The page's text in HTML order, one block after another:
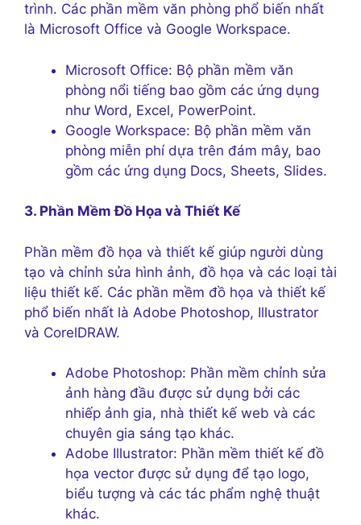
trình. Các phần mềm văn phòng phổ biến nhất
là Microsoft Office và Google Workspace.
Microsoft Office: Bộ phần mềm văn
phòng nổi tiếng bao gồm các ứng dụng
như Word, Excel, PowerPoint.
Google Workspace: Bộ phần mềm văn
phòng miễn phí dựa trên đám mây, bao
gồm các ứng dụng Docs, Sheets, Slides.
3. Phần Mềm Đồ Họa và Thiết Kế
Phần mềm đồ họa và thiết kế giúp người dùng
tạo và chỉnh sửa hình ảnh, đồ họa và các loại tài
liệu thiết kế. Các phần mềm đồ họa và thiết kế
phổ biến nhất là Adobe Photoshop, Illustrator
và CorelDRAW.
Adobe Photoshop: Phần mềm chỉnh sửa
ảnh hàng đầu được sử dụng bởi các
nhiếp ảnh gia, nhà thiết kế web và các
chuyên gia sáng tạo khác.
Adobe Illustrator: Phần mềm thiết kế đồ
họa vector được sử dụng để tạo logo,
biểu tượng và các tác phẩm nghệ thuật
khác.